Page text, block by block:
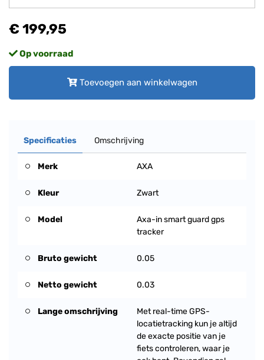
€ 199,95
Op voorraad
Toevoegen aan winkelwagen
Specificaties Omschrijving
Merk AXA
Kleur Zwart
Model
Axa-in smart guard gps
tracker
Bruto gewicht 0.05
Netto gewicht 0.03
Lange omschrijving
Met real-time GPS-
locatietracking kun je altijd
de exacte positie van je
fiets controleren, waar je